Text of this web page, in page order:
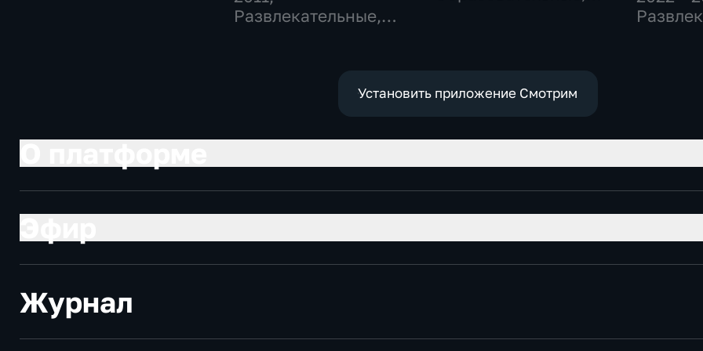
Развлекательные,
Установить приложение Смотрим
Журнал